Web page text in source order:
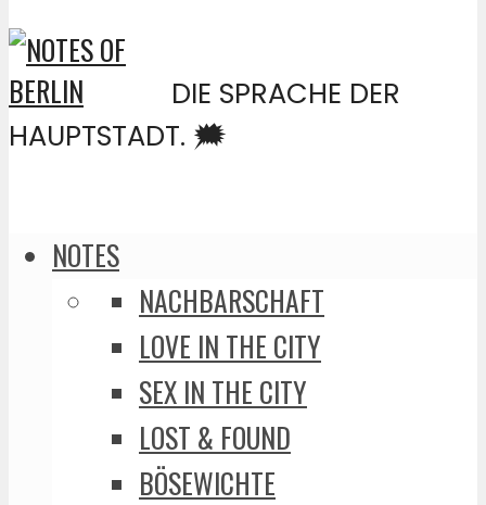
DIE SPRACHE DER
HAUPTSTADT. 🗯️
NOTES
NACHBARSCHAFT
LOVE IN THE CITY
SEX IN THE CITY
LOST & FOUND
BÖSEWICHTE